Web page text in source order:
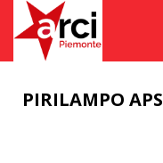
PIRILAMPO APS